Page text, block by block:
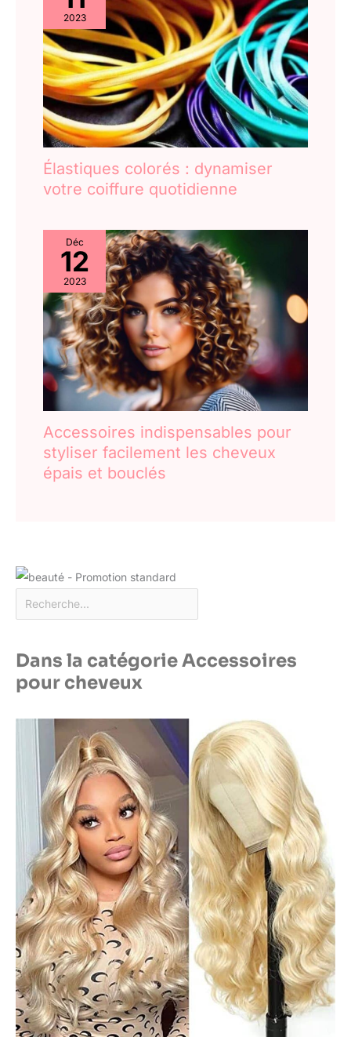
cheveux naturelle.
2023
Élastiques colorés : dynamiser
votre coiffure quotidienne
Déc
12
2023
Accessoires indispensables pour
styliser facilement les cheveux
épais et bouclés
Dans la catégorie Accessoires
pour cheveux